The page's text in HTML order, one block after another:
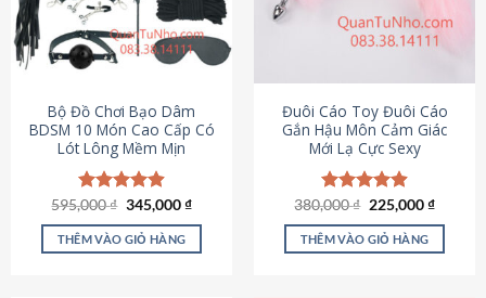
tùy
chọn
có
chọn
trên
trang
sản
phẩm
chọn
chọn
trên
trang
sản
phẩm
Bộ Đồ Chơi Bạo Dâm
BDSM 10 Món Cao Cấp Có
Lót Lông Mềm Mịn
Được xếp
hạng4.88
5 sao
595,000₫ Giá
là:
595,000 ₫.
345,000₫Giá
tại
THÊM VÀO GIỎ HÀNG
Đuôi Cáo Toy Đuôi Cáo
Gắn Hậu Môn Cảm Giác
Mới Lạ Cực Sexy
Được xếp
hạng4.88
5 sao
380,000₫ Giá
là:
380,000 ₫.
225,000₫Giá
tại
THÊM VÀO GIỎ HÀNG